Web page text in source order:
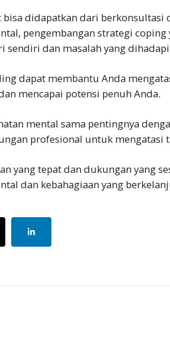
bisa didapatkan dari
pengembangan strategi
sendiri dan masalah yang
dapat membantu Anda
mencapai potensi penuh Anda.
mental sama pentingnya
profesional untuk mengatasi
yang tepat dan dukungan yang
dan kebahagiaan yang